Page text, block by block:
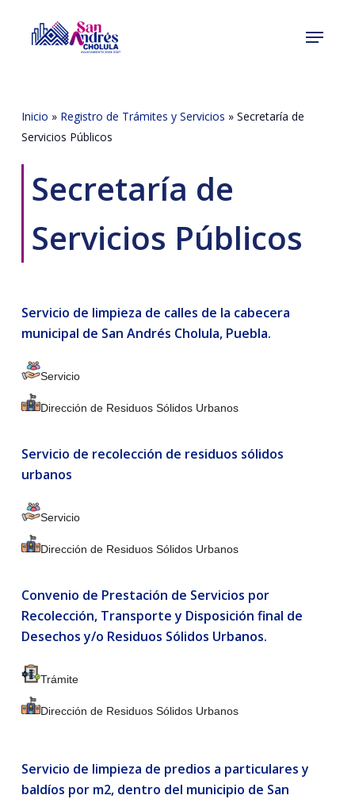
Menu
Inicio » Registro de Trámites y Servicios » Secretaría de
Servicios Públicos
Secretaría de
Servicios Públicos
Servicio de limpieza de calles de la cabecera
municipal de San Andrés Cholula, Puebla.
Servicio
Dirección de Residuos Sólidos Urbanos
Servicio de recolección de residuos sólidos
urbanos
Servicio
Dirección de Residuos Sólidos Urbanos
Convenio de Prestación de Servicios por
Recolección, Transporte y Disposición final de
Desechos y/o Residuos Sólidos Urbanos.
Trámite
Dirección de Residuos Sólidos Urbanos
Servicio de limpieza de predios a particulares y
baldíos por m2, dentro del municipio de San